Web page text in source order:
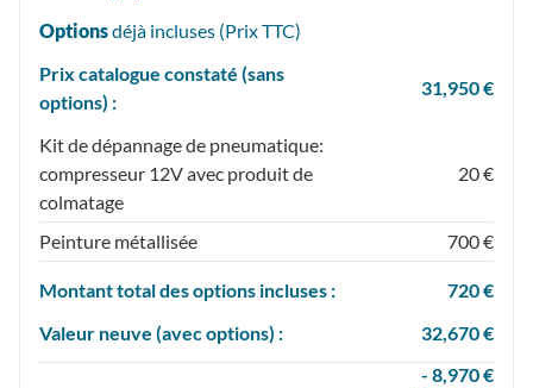
Optionsdéjà incluses (PrixTTC)
Prix catalogue constaté (sans
options) :
31,950 €
Kit de dépannage de pneumatique:
compresseur 12V avec produit de
colmatage
20 €
Peinture métallisée 700 €
Montant total des options incluses :
720 €
Valeur neuve (avec options) :
32,670 €
- 8,970 €